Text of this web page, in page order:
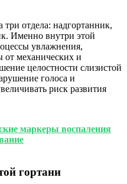
три отдела: надгортанник,
Именно внутри этой
увлажнения,
механических и
целостности слизистой
голоса и
риск развития
маркеры воспаления
гортани